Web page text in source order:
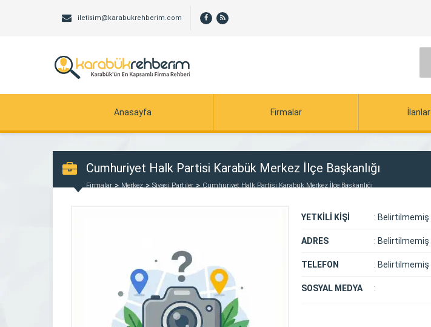
iletisim@karabukrehberim.com
Anasayfa Firmalar İlanlar
Cumhuriyet Halk Partisi Karabük Merkez İlçe Başkanlığı
Firmalar Merkez Siyasi Partiler Cumhuriyet Halk Partisi Karabük Merkez İlçe Başkanlığı
YETKİLİ KİŞİ : Belirtilmemiş
ADRES : Belirtilmemiş
TELEFON : Belirtilmemiş
SOSYAL MEDYA :